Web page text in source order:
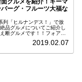
ーグ・フルーツ大福な
列「ヒルナンデス！」で放
品グルメについてご紹介し
断グルメです！！フォアグ
2019.02.07